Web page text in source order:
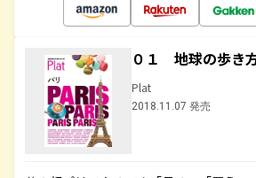
０１ 地球の歩
Plat
2018.11.07 発売